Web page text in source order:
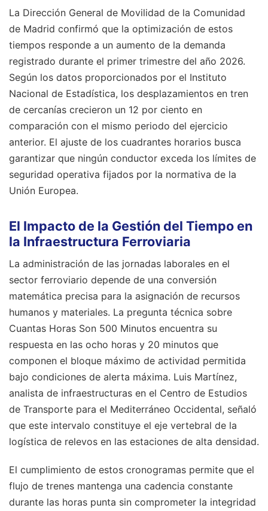
La Dirección General de Movilidad de la Comunidad
de Madrid confirmó que la optimización de estos
tiempos responde a un aumento de la demanda
registrado durante el primer trimestre del año 2026.
Según los datos proporcionados por el Instituto
Nacional de Estadística, los desplazamientos en tren
de cercanías crecieron un 12 por ciento en
comparación con el mismo periodo del ejercicio
anterior. El ajuste de los cuadrantes horarios busca
garantizar que ningún conductor exceda los límites de
seguridad operativa fijados por la normativa de la
Unión Europea.
El Impacto de la Gestión del Tiempo en
la Infraestructura Ferroviaria
La administración de las jornadas laborales en el
sector ferroviario depende de una conversión
matemática precisa para la asignación de recursos
humanos y materiales. La pregunta técnica sobre
Cuantas Horas Son 500 Minutos encuentra su
respuesta en las ocho horas y 20 minutos que
componen el bloque máximo de actividad permitida
bajo condiciones de alerta máxima. Luis Martínez,
analista de infraestructuras en el Centro de Estudios
de Transporte para el Mediterráneo Occidental, señaló
que este intervalo constituye el eje vertebral de la
logística de relevos en las estaciones de alta densidad.
El cumplimiento de estos cronogramas permite que el
flujo de trenes mantenga una cadencia constante
durante las horas punta sin comprometer la integridad